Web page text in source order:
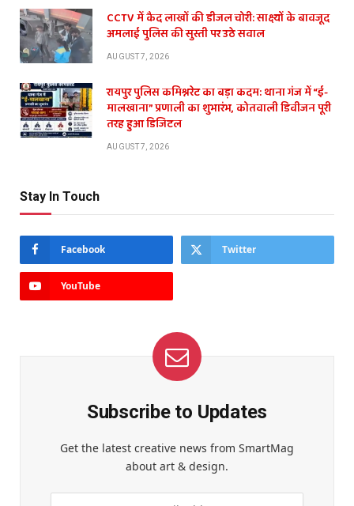
CCTV में कैद लाखों की डीजल चोरी: साक्ष्यों के बावजूद
अमलाई पुलिस की सुस्ती पर उठे सवाल
AUGUST 7, 2026
रायपुर पुलिस कमिश्नरेट का बड़ा कदम: थाना गंज में “ई-
मालखाना” प्रणाली का शुभारंभ, कोतवाली डिवीजन पूरी
तरह हुआ डिजिटल
AUGUST 7, 2026
Stay In Touch
Facebook Twitter
YouTube
Subscribe to Updates
Get the latest creative news from SmartMag
about art & design.